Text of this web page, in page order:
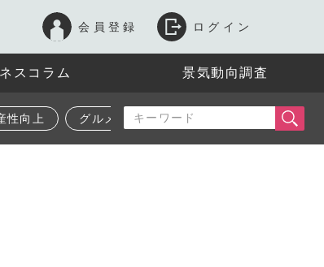
会員登録 ログイン
スコラム 景気動向調査
性向上 グルメ